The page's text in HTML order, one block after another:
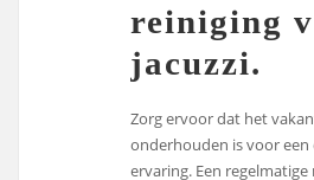
reiniging
jacuzzi.
Zorg ervoor dat het
onderhouden is voor
ervaring. Een